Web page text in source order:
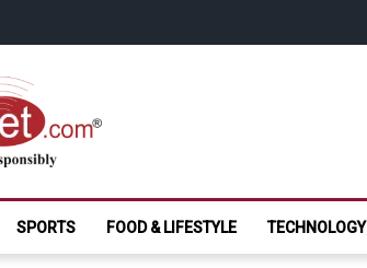
Net.com
SPORTS FOOD & LIFESTYLE TECHNOLOGY